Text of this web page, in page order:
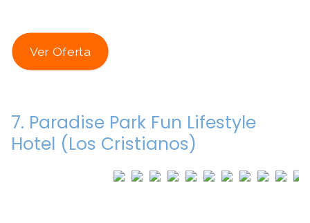
Ver Oferta
7. Paradise Park Fun Lifestyle
Hotel (Los Cristianos)